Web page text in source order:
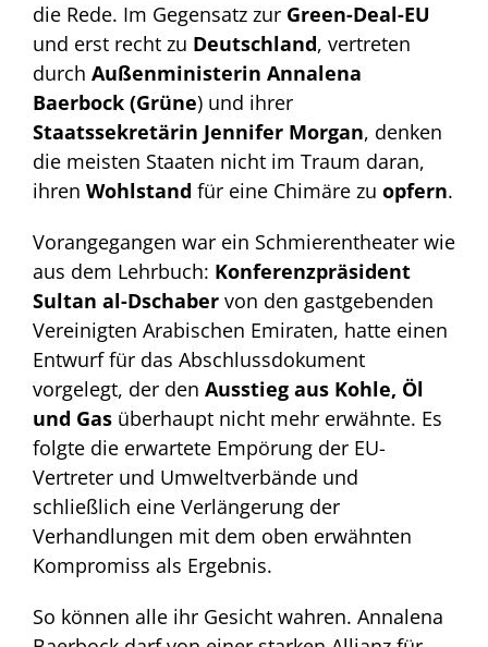
die Rede. Im Gegensatz zur Green-Deal-EU
und erst recht zu Deutschland, vertreten
durch Außenministerin Annalena
Baerbock (Grüne) und ihrer
Staatssekretärin Jennifer Morgan, denken
die meisten Staaten nicht im Traum daran,
ihren Wohlstand für eine Chimäre zu opfern.
Vorangegangen war ein Schmierentheater wie
aus dem Lehrbuch: Konferenzpräsident
Sultan al-Dschaber von den gastgebenden
Vereinigten Arabischen Emiraten, hatte einen
Entwurf für das Abschlussdokument
vorgelegt, der den Ausstieg aus Kohle, Öl
und Gas überhaupt nicht mehr erwähnte. Es
folgte die erwartete Empörung der EU-
Vertreter und Umweltverbände und
schließlich eine Verlängerung der
Verhandlungen mit dem oben erwähnten
Kompromiss als Ergebnis.
So können alle ihr Gesicht wahren. Annalena